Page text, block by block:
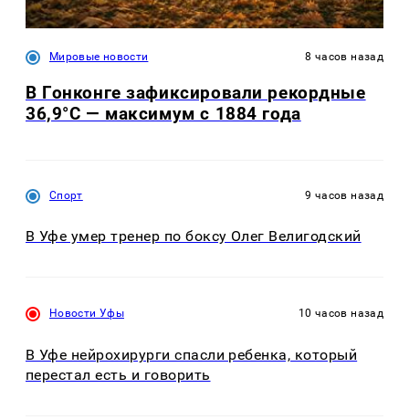
Мировые новости 8 часов назад
В Гонконге зафиксировали рекордные
36,9°C — максимум с 1884 года
Спорт 9 часов назад
В Уфе умер тренер по боксу Олег Велигодский
Новости Уфы 10 часов назад
В Уфе нейрохирурги спасли ребенка, который
перестал есть и говорить